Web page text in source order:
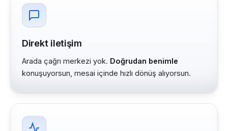
Direkt iletişim
Arada çağrı merkezi yok. Doğrudan benimle
konuşuyorsun, mesai içinde hızlı dönüş alıyorsun.